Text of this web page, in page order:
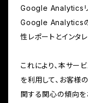
Google Analyticsリ
Google Analyticsの
性レポートとインタ
これにより、本サ
を利用して、お客様
関する関心の傾向